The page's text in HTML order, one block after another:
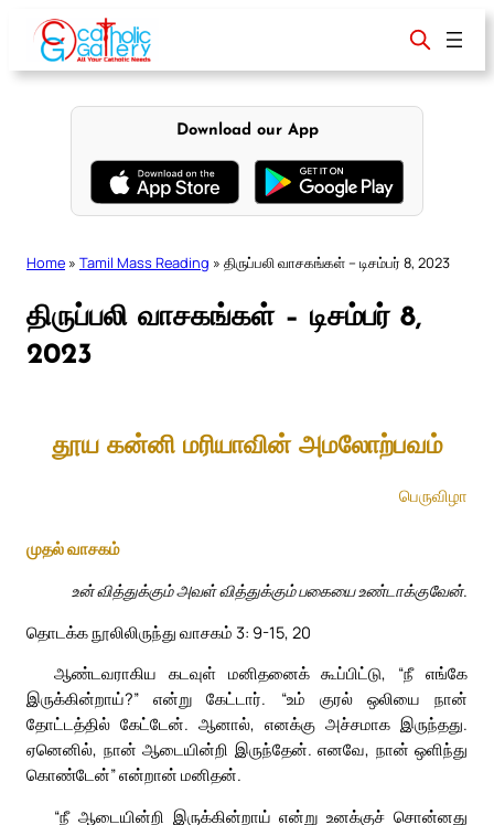
content
Download our App
Home » Tamil Mass Reading » திருப்பலி வாசகங்கள் – டிசம்பர் 8, 2023
திருப்பலி வாசகங்கள் – டிசம்பர் 8,
2023
தூய கன்னி மரியாவின் அமலோற்பவம்
பெருவிழா
முதல் வாசகம்
உன் வித்துக்கும் அவள் வித்துக்கும் பகையை உண்டாக்குவேன்.
தொடக்க நூலிலிருந்து வாசகம் 3: 9-15, 20
ஆண்டவராகிய கடவுள் மனிதனைக் கூப்பிட்டு, “நீ எங்கே
இருக்கின்றாய்?” என்று கேட்டார். “உம் குரல் ஒலியை நான்
தோட்டத்தில் கேட்டேன். ஆனால், எனக்கு அச்சமாக இருந்தது.
ஏனெனில், நான் ஆடையின்றி இருந்தேன். எனவே, நான் ஒளிந்து
கொண்டேன்” என்றான் மனிதன்.
“நீ ஆடையின்றி இருக்கின்றாய் என்று உனக்குச் சொன்னது